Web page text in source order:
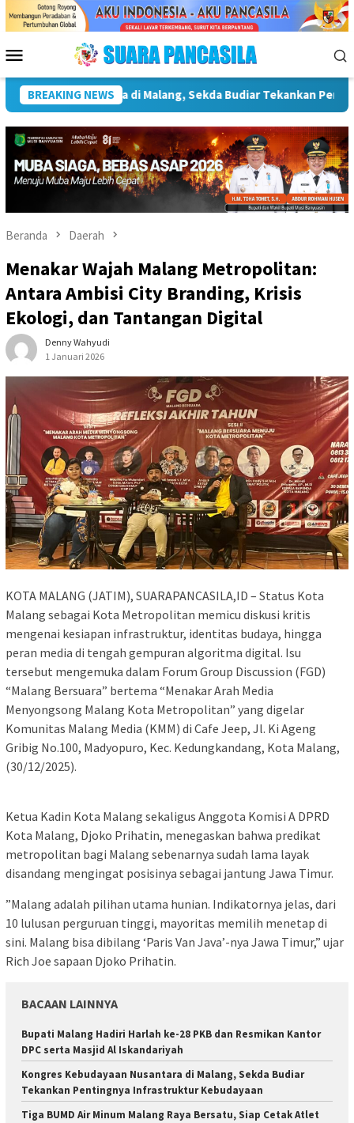
Menu
Mobile
BREAKING NEWS
Kebudayaan Wakil Wali Kota Lepas Lomba Gerak
Beranda Daerah
Menakar Wajah Malang Metropolitan:
Antara Ambisi City Branding, Krisis
Ekologi, dan Tantangan Digital
Denny Wahyudi
1 Januari 2026
KOTA MALANG (JATIM), SUARAPANCASILA,ID – Status Kota
Malang sebagai Kota Metropolitan memicu diskusi kritis
mengenai kesiapan infrastruktur, identitas budaya, hingga
peran media di tengah gempuran algoritma digital. Isu
tersebut mengemuka dalam Forum Group Discussion (FGD)
“Malang Bersuara” bertema “Menakar Arah Media
Menyongsong Malang Kota Metropolitan” yang digelar
Komunitas Malang Media (KMM) di Cafe Jeep, Jl. Ki Ageng
Gribig No.100, Madyopuro, Kec. Kedungkandang, Kota Malang,
(30/12/2025).
​Ketua Kadin Kota Malang sekaligus Anggota Komisi A DPRD
Kota Malang, Djoko Prihatin, menegaskan bahwa predikat
metropolitan bagi Malang sebenarnya sudah lama layak
disandang mengingat posisinya sebagai jantung Jawa Timur.
​”Malang adalah pilihan utama hunian. Indikatornya jelas, dari
10 lulusan perguruan tinggi, mayoritas memilih menetap di
sini. Malang bisa dibilang ‘Paris Van Java’-nya Jawa Timur,” ujar
Rich Joe sapaan Djoko Prihatin.
BACAAN LAINNYA
Bupati Malang Hadiri Harlah ke-28 PKB dan Resmikan Kantor
DPC serta Masjid Al Iskandariyah
Kongres Kebudayaan Nusantara di Malang, Sekda Budiar
Tekankan Pentingnya Infrastruktur Kebudayaan
Tiga BUMD Air Minum Malang Raya Bersatu, Siap Cetak Atlet